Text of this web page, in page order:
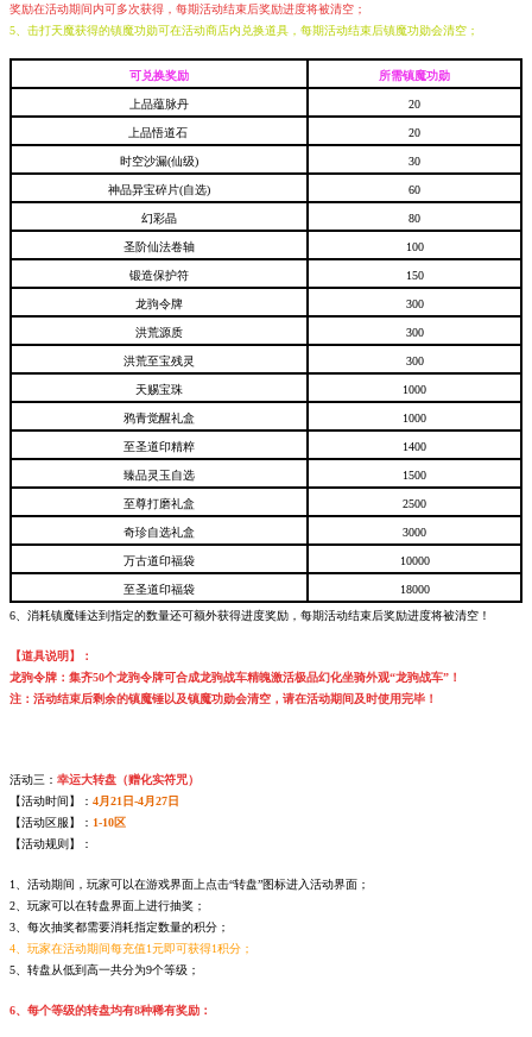
奖励在活动期间内可多次获得，每期活动结束后奖励进度将被清空；
5、击打天魔获得的镇魔功勋可在活动商店内兑换道具，每期活动结束后镇魔功勋会清空；
可兑换奖励 所需镇魔功勋
上品蕴脉丹 20
上品悟道石 20
时空沙漏(仙级) 30
神品异宝碎片(自选) 60
幻彩晶 80
圣阶仙法卷轴 100
锻造保护符 150
龙驹令牌 300
洪荒源质 300
洪荒至宝残灵 300
天赐宝珠 1000
鸦青觉醒礼盒 1000
至圣道印精粹 1400
臻品灵玉自选 1500
至尊打磨礼盒 2500
奇珍自选礼盒 3000
万古道印福袋 10000
至圣道印福袋
18000
6、消耗镇魔锤达到指定的数量还可额外获得进度奖励，每期活动结束后奖励进度将被清空！
【道具说明】：
龙驹令牌：集齐50个龙驹令牌可合成龙驹战车精魄激活极品幻化坐骑外观“龙驹战车”！
注：活动结束后剩余的镇魔锤以及镇魔功勋会清空，请在活动期间及时使用完毕！
活动三： 幸运大转盘（赠化实符咒）
【活动时间】： 4月21日-4月27日
【活动区服】： 1-10区
【活动规则】：
1、活动期间，玩家可以在游戏界面上点击“转盘”图标进入活动界面；
2、玩家可以在转盘界面上进行抽奖；
3、每次抽奖都需要消耗指定数量的积分；
4、玩家在活动期间每充值1元即可获得1积分；
5、转盘从低到高一共分为9个等级；
6、每个等级的转盘均有8种稀有奖励：